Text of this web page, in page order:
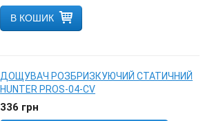
В КОШИК
ДОЩУВАЧ РОЗБРИЗКУЮЧИЙ СТАТИЧНИЙ
HUNTER PROS-04-CV
336 грн